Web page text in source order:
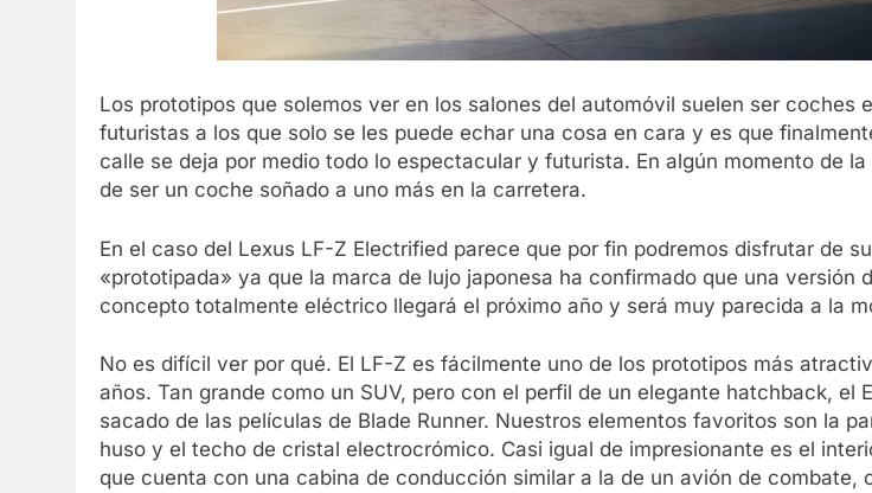
Los prototipos que solemos ver en los salones del automóvil suelen ser coches
futuristas a los que solo se les puede echar una cosa en cara y es que
calle se deja por medio todo lo espectacular y futurista. En algún momento de
de ser un coche soñado a uno más en la carretera.
En el caso del Lexus LF-Z Electrified parece que por fin podremos disfrutar de
«prototipada» ya que la marca de lujo japonesa ha confirmado que una versión
concepto totalmente eléctrico llegará el próximo año y será muy parecida a la
No es difícil ver por qué. El LF-Z es fácilmente uno de los prototipos más
años. Tan grande como un SUV, pero con el perfil de un elegante hatchback, el
sacado de las películas de Blade Runner. Nuestros elementos favoritos son la
huso y el techo de cristal electrocrómico. Casi igual de impresionante es el
que cuenta con una cabina de conducción similar a la de un avión de combate,